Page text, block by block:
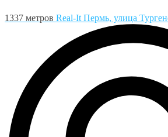
1337 метров Real-ItПермь, улица